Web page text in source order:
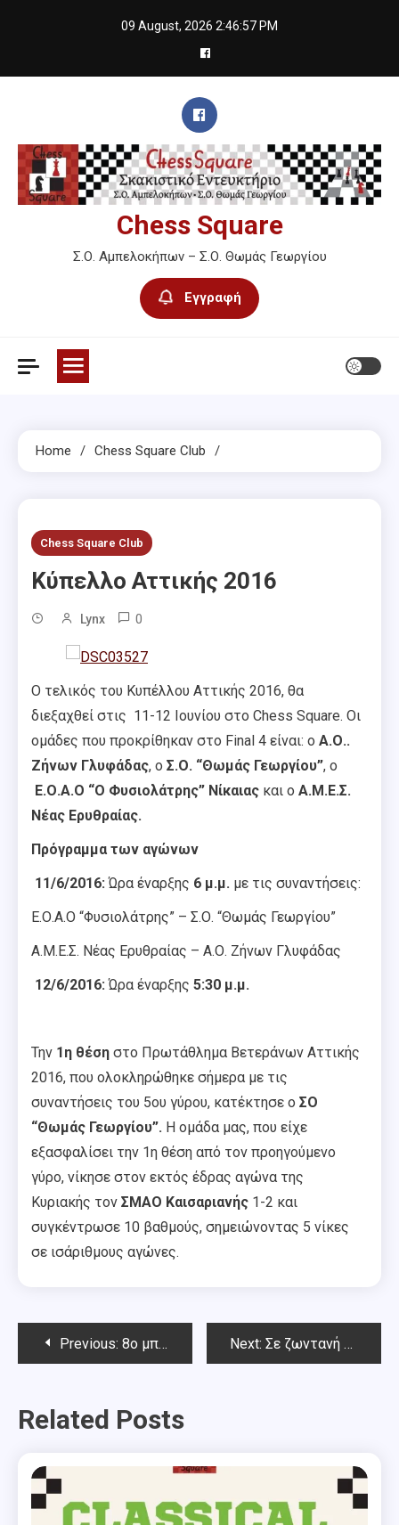
09 August, 2026 2:46:58 PM
Chess Square
Σ.Ο. Αμπελοκήπων – Σ.Ο. Θωμάς Γεωργίου
Εγγραφή
Home Chess Square Club
Chess Square Club
Κύπελλο Αττικής 2016
Lynx 0
Ο τελικός του Κυπέλλου Αττικής 2016, θα
διεξαχθεί στις 11-12 Iουνίου στο Chess Square. Οι
ομάδες που προκρίθηκαν στο Final 4 είναι: ο Α.Ο..
Ζήνων Γλυφάδας, ο Σ.Ο. “Θωμάς Γεωργίου”, ο
Ε.Ο.Α.Ο “Ο Φυσιολάτρης” Νίκαιας και ο Α.Μ.Ε.Σ.
Νέας Ερυθραίας.
Πρόγραμμα των αγώνων
11/6/2016:Ώρα έναρξης 6 μ.μ. με τις συναντήσεις:
Ε.Ο.Α.Ο “Φυσιολάτρης” – Σ.Ο. “Θωμάς Γεωργίου”
Α.Μ.Ε.Σ. Νέας Ερυθραίας – Α.Ο. Ζήνων Γλυφάδας
12/6/2016: Ώρα έναρξης 5:30 μ.μ.
Την 1η θέση στο Πρωτάθλημα Βετεράνων Αττικής
2016, που ολοκληρώθηκε σήμερα με τις
συναντήσεις του 5ου γύρου, κατέκτησε ο ΣΟ
“Θωμάς Γεωργίου”. Η ομάδα μας, που είχε
εξασφαλίσει την 1η θέση από τον προηγούμενο
γύρο, νίκησε στον εκτός έδρας αγώνα της
Κυριακής τον ΣΜΑΟ Καισαριανής 1-2 και
συγκέντρωσε 10 βαθμούς, σημειώνοντας 5 νίκες
σε ισάριθμους αγώνες.
PostPrevious: 8ο μπλιτς Chess Square Next: Σε ζωντανή μετάδοση οι αγώνες final-4 του Ομαδικού Κυπέλλου Αττικής
Related Posts